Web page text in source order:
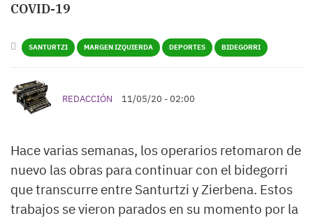
COVID-19
SANTURTZI MARGEN IZQUIERDA DEPORTES BIDEGORRI
REDACCIÓN 11/05/20 - 02:00
Hace varias semanas, los operarios retomaron de
nuevo las obras para continuar con el bidegorri
que transcurre entre Santurtzi y Zierbena. Estos
trabajos se vieron parados en su momento por la